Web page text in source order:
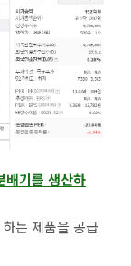
배기를 생산하
는 제품을 공급